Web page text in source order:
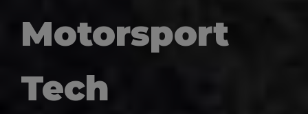
Motorsport
Tech